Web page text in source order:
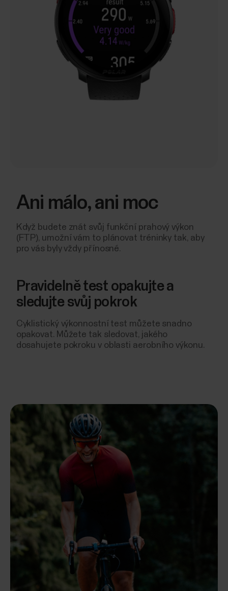
Ani málo, ani moc
Když budete znát svůj funkční prahový výkon
(FTP), umožní vám to plánovat tréninky tak, aby
pro vás byly vždy přínosné.
Pravidelně test opakujte a
sledujte svůj pokrok
Cyklistický výkonnostní test můžete snadno
opakovat. Můžete tak sledovat, jakého
dosahujete pokroku v oblasti aerobního výkonu.